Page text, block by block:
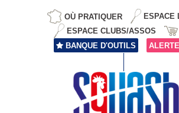
OÙ PRATIQUER
ESPACE
ESPACE CLUBS/ASSOS
BANQUE D'OUTILS